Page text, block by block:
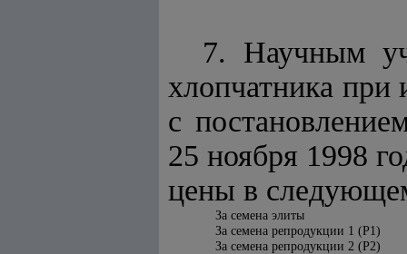
7. Научным
хлопчатника при
с
25 ноября 1998
цены в
За семена элиты
За семена репродукции 1 (Р1)
За семена репродукции 2 (Р2)